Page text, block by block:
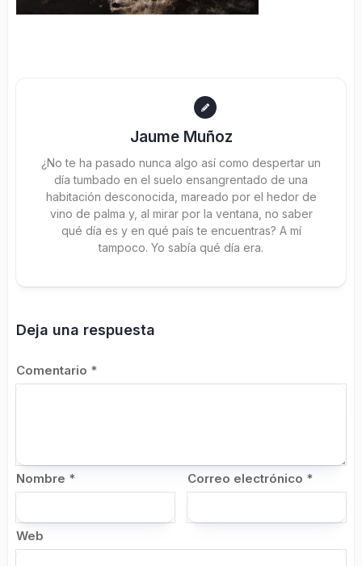
Jaume Muñoz
¿No te ha pasado nunca algo así como despertar un
día tumbado en el suelo ensangrentado de una
habitación desconocida, mareado por el hedor de
vino de palma y, al mirar por la ventana, no saber
qué día es y en qué país te encuentras? A mí
tampoco. Yo sabía qué día era.
Deja una respuesta
Comentario *
Nombre * Correo electrónico *
Web